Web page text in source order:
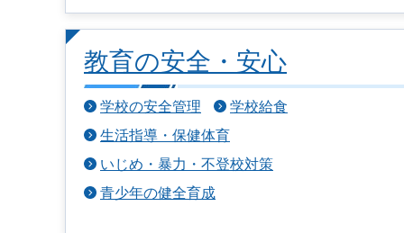
教育の安全・安心
学校の安全管理
学校給食
生活指導・保健体育
いじめ・暴力・不登校対策
青少年の健全育成